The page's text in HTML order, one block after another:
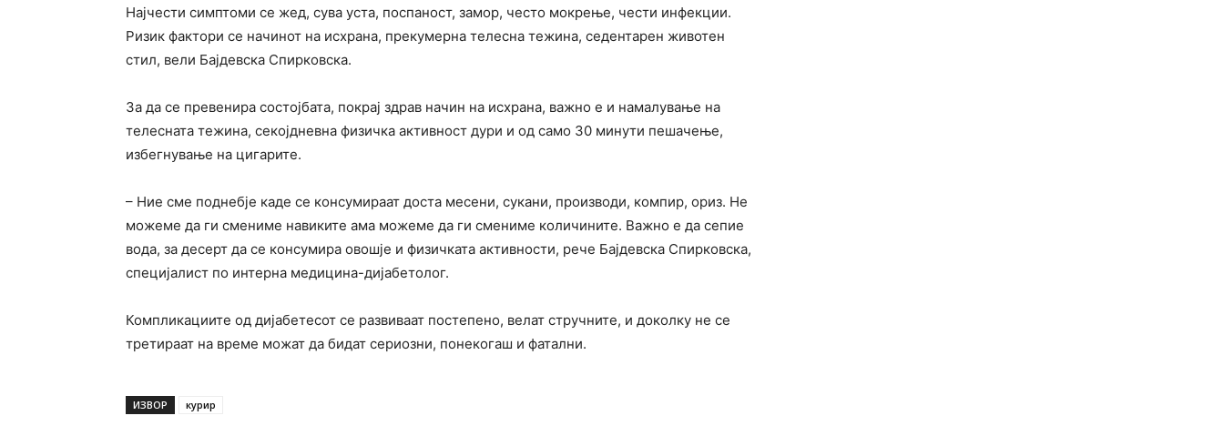
Најчести симптоми се жед, сува уста, поспаност, замор, често мокрење, чести инфекции.
Ризик фактори се начинот на исхрана, прекумерна телесна тежина, седентарен животен
стил, вели Бајдевска Спирковска.
За да се превенира состојбата, покрај здрав начин на исхрана, важно е и намалување на
телесната тежина, секојдневна физичка активност дури и од само 30 минути пешачење,
избегнување на цигарите.
– Ние сме поднебје каде се консумираат доста месени, сукани, производи, компир, ориз. Не
можеме да ги смениме навиките ама можеме да ги смениме количините. Важно е да сепие
вода, за десерт да се консумира овошје и физичката активности, рече Бајдевска Спирковска,
специјалист по интерна медицина-дијабетолог.
Компликациите од дијабетесот се развиваат постепено, велат стручните, и доколку не се
третираат на време можат да бидат сериозни, понекогаш и фатални.
ИЗВОР курир